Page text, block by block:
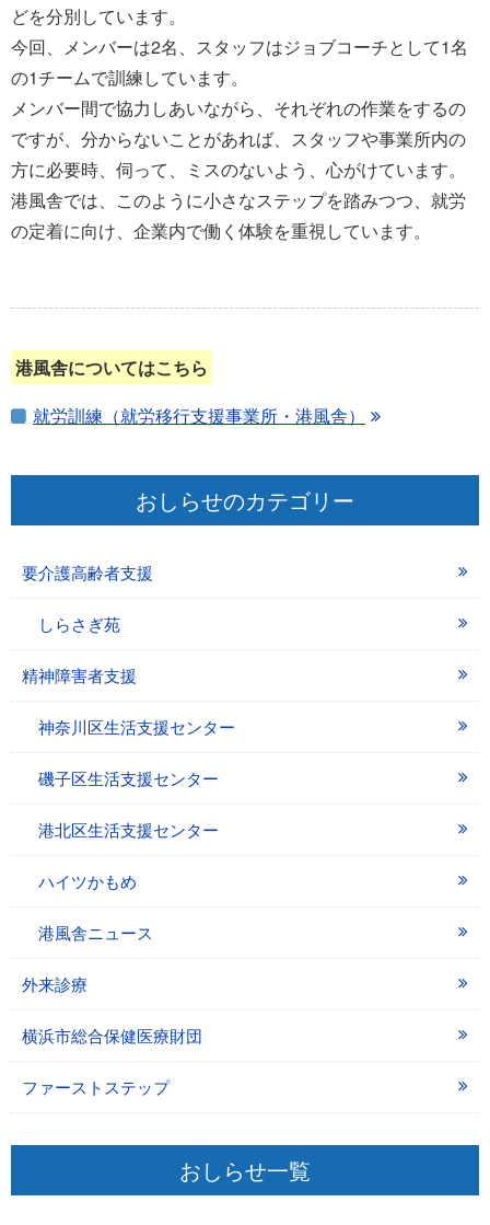
どを分別しています。
今回、メンバーは2名、スタッフはジョブコーチとして1名
の1チームで訓練しています。
メンバー間で協力しあいながら、それぞれの作業をするの
ですが、分からないことがあれば、スタッフや事業所内の
方に必要時、伺って、ミスのないよう、心がけています。
港風舎では、このように小さなステップを踏みつつ、就労
の定着に向け、企業内で働く体験を重視しています。
港風舎についてはこちら
就労訓練（就労移行支援事業所・港風舎）
おしらせのカテゴリー
要介護高齢者支援
しらさぎ苑
精神障害者支援
神奈川区生活支援センター
磯子区生活支援センター
港北区生活支援センター
ハイツかもめ
港風舎ニュース
外来診療
横浜市総合保健医療財団
ファーストステップ
おしらせ一覧